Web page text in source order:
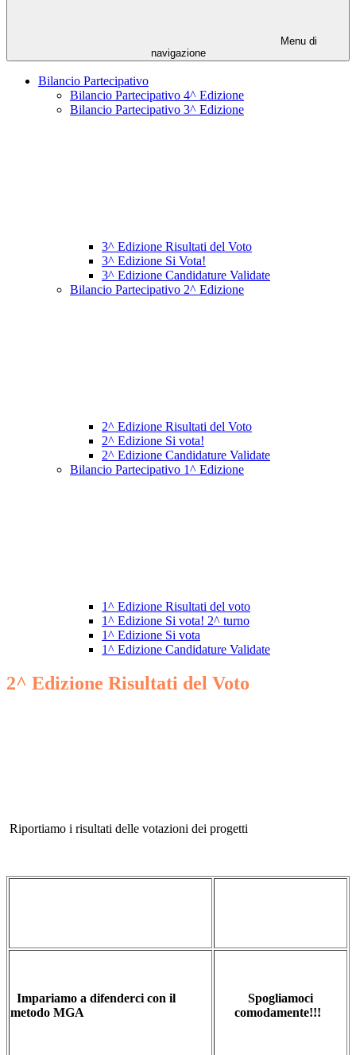
Menu di
navigazione
Bilancio Partecipativo
Bilancio Partecipativo 4^ Edizione
Bilancio Partecipativo 3^ Edizione
3^ Edizione Risultati del Voto
3^ Edizione Si Vota!
3^ Edizione Candidature Validate
Bilancio Partecipativo 2^ Edizione
2^ Edizione Risultati del Voto
2^ Edizione Si vota!
2^ Edizione Candidature Validate
Bilancio Partecipativo 1^ Edizione
1^ Edizione Risultati del voto
1^ Edizione Si vota! 2^ turno
1^ Edizione Si vota
1^ Edizione Candidature Validate
2^ Edizione Risultati del Voto
Riportiamo i risultati delle votazioni dei progetti
Impariamo a difenderci con il
metodo MGA
Spogliamoci
comodamente!!!